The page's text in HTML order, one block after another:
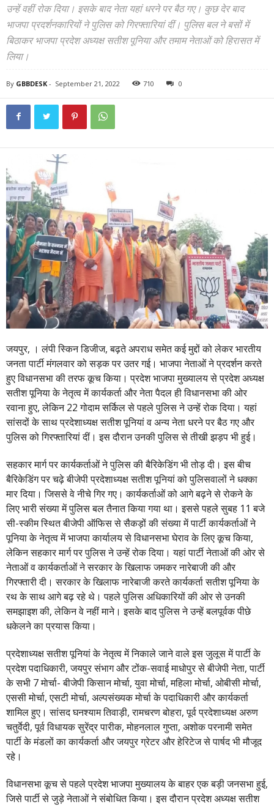
उन्हें वहीं रोक दिया। इसके बाद नेता यहां धरने पर बैठ गए। कुछ देर बाद
भाजपा प्रदर्शनकारियों ने पुलिस को गिरफ्तारियां दीं। पुलिस बल ने बसों में
बिठाकर भाजपा प्रदेश अध्यक्ष सतीश पूनिया और तमाम नेताओं को हिरासत में
लिया।
By GBBDESK - September 21, 2022 710 0
जयपुर, । लंपी स्किन डिजीज, बढ़ते अपराध समेत कई मुद्दों को लेकर भारतीय
जनता पार्टी मंगलवार को सड़क पर उतर गई। भाजपा नेताओं ने प्रदर्शन करते
हुए विधानसभा की तरफ कूच किया। प्रदेश भाजपा मुख्यालय से प्रदेश अध्यक्ष
सतीश पूनिया के नेतृत्व में कार्यकर्ता और नेता पैदल ही विधानसभा की ओर
रवाना हुए, लेकिन 22 गोदाम सर्किल से पहले पुलिस ने उन्हें रोक दिया। यहां
सांसदों के साथ प्रदेशाध्यक्ष सतीश पूनियां व अन्य नेता धरने पर बैठ गए और
पुलिस को गिरफ्तारियां दीं। इस दौरान उनकी पुलिस से तीखी झड़प भी हुई।
सहकार मार्ग पर कार्यकर्ताओं ने पुलिस की बैरिकेडिंग भी तोड़ दी। इस बीच
बैरिकेडिंग पर चढ़े बीजेपी प्रदेशाध्यक्ष सतीश पूनियां को पुलिसवालों ने धक्का
मार दिया। जिससे वे नीचे गिर गए। कार्यकर्ताओं को आगे बढ़ने से रोकने के
लिए भारी संख्या में पुलिस बल तैनात किया गया था। इससे पहले सुबह 11 बजे
सी-स्कीम स्थित बीजेपी ऑफिस से सैकड़ों की संख्या में पार्टी कार्यकर्ताओं ने
पूनिया के नेतृत्व में भाजपा कार्यालय से विधानसभा घेराव के लिए कूच किया,
लेकिन सहकार मार्ग पर पुलिस ने उन्हें रोक दिया। यहां पार्टी नेताओं की ओर से
नेताओं व कार्यकर्ताओं ने सरकार के खिलाफ जमकर नारेबाजी की और
गिरफ्तारी दी। सरकार के खिलाफ नारेबाजी करते कार्यकर्ता सतीश पूनिया के
रथ के साथ आगे बढ़ रहे थे। पहले पुलिस अधिकारियों की ओर से उनकी
समझाइश की, लेकिन वे नहीं माने। इसके बाद पुलिस ने उन्हें बलपूर्वक पीछे
धकेलने का प्रयास किया।
प्रदेशाध्यक्ष सतीश पूनियां के नेतृत्व में निकाले जाने वाले इस जुलूस में पार्टी के
प्रदेश पदाधिकारी, जयपुर संभाग और टोंक-सवाई माधोपुर से बीजेपी नेता, पार्टी
के सभी 7 माेर्चा- बीजेपी किसान मोर्चा, युवा मोर्चा, महिला मोर्चा, ओबीसी मोर्चा,
एससी मोर्चा, एसटी मोर्चा, अल्पसंख्यक मोर्चा के पदाधिकारी और कार्यकर्ता
शामिल हुए। सांसद घनश्याम तिवाड़ी, रामचरण बोहरा, पूर्व प्रदेशाध्यक्ष अरुण
चतुर्वेदी, पूर्व विधायक सुरेंद्र पारीक, मोहनलाल गुप्ता, अशोक परनामी समेत
पार्टी के मंडलों का कार्यकर्ता और जयपुर ग्रेटर और हेरिटेज से पार्षद भी मौजूद
रहे।
विधानसभा कूच से पहले प्रदेश भाजपा मुख्यालय के बाहर एक बड़ी जनसभा हुई,
जिसे पार्टी से जुड़े नेताओं ने संबोधित किया। इस दौरान प्रदेश अध्यक्ष सतीश